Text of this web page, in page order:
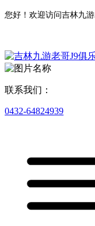
您好！欢迎访问吉林九
联系我们：
0432-64824939